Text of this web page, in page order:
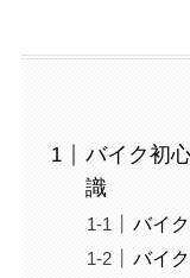
バイク初
識
バイ
バイ